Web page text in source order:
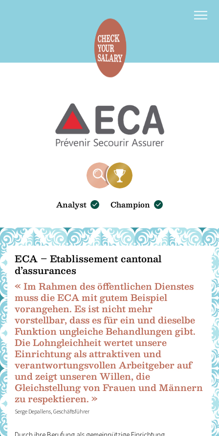
d f
Analyst Champion
ECA – Etablissement cantonal
d’assurances
« Im Rahmen des öffentlichen Dienstes
muss die ECA mit gutem Beispiel
vorangehen. Es ist nicht mehr
vorstellbar, dass es für ein und dieselbe
Funktion ungleiche Behandlungen gibt.
Die Lohngleichheit wertet unsere
Einrichtung als attraktiven und
verantwortungsvollen Arbeitgeber auf
und zeigt unseren Willen, die
Gleichstellung von Frauen und Männern
zu respektieren. »
Serge Depallens, Geschäftsführer